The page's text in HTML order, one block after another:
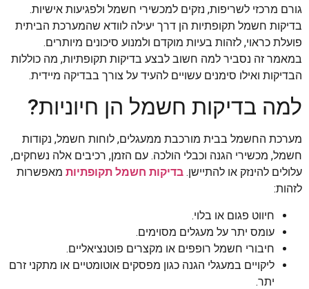
גורם מרכזי לשריפות, נזקים למכשירי חשמל ולפגיעות אישיות.
בדיקות חשמל תקופתיות הן דרך יעילה לוודא שהמערכת הביתית
פועלת כראוי, לזהות בעיות מוקדם ולמנוע סיכונים מיותרים.
במאמר זה נסביר למה חשוב לבצע בדיקות תקופתיות, מה כוללות
הבדיקות ואילו סימנים עשויים להעיד על צורך בבדיקה מיידית.
למה בדיקות חשמל הן חיוניות?
מערכת החשמל בבית מורכבת ממעגלים, לוחות חשמל, נקודות
חשמל, מכשירי הגנה וכבלי הולכה. עם הזמן, רכיבים אלה נשחקים,
עלולים להינזק או להתיישן. בדיקות חשמל תקופתיות מאפשרות
לזהות:
חיווט פגום או בלוי.
עומס יתר על מעגלים מסוימים.
חיבורי חשמל רופפים או מקצרים פוטנציאליים.
ליקויים במעגלי הגנה כגון מפסקים אוטומטיים או מתקני זרם
יתר.